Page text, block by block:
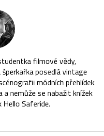
filmové vědy,
posedlá vintage
módních přehlídek
a nemůže se nabažit knížek
Hello Saferide.